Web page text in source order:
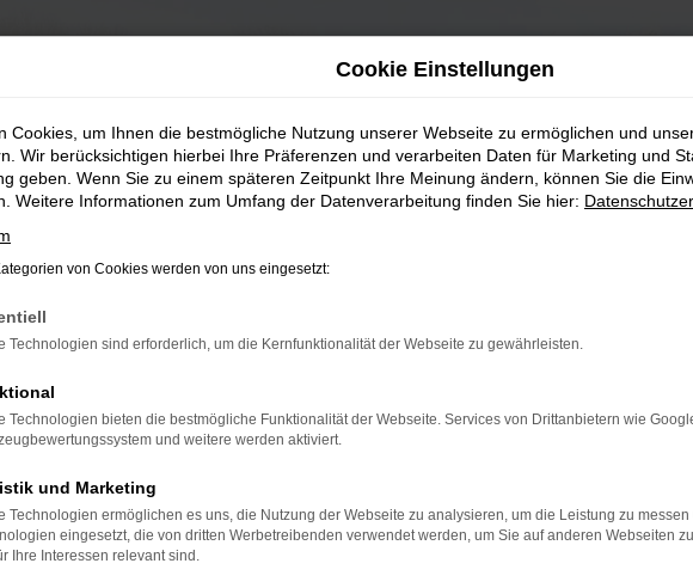
Cookie Einstellungen
Cookies, um Ihnen die bestmögliche Nutzung unserer Webseite zu ermöglichen und
Wir berücksichtigen hierbei Ihre Präferenzen und verarbeiten Daten für Marketing und
geben. Wenn Sie zu einem späteren Zeitpunkt Ihre Meinung ändern, können Sie die
Weitere Informationen zum Umfang der Datenverarbeitung finden Sie hier:
von Cookies werden von uns eingesetzt:
Technologien sind erforderlich, um die Kernfunktionalität der Webseite zu gewährleisten.
Technologien bieten die bestmögliche Funktionalität der Webseite. Services von Drittanbietern wie
und weitere werden aktiviert.
und Marketing
Technologien ermöglichen es uns, die Nutzung der Webseite zu analysieren, um die Leistung zu
eingesetzt, die von dritten Werbetreibenden verwendet werden, um Sie auf anderen Webseiten
Ihre Interessen relevant sind.